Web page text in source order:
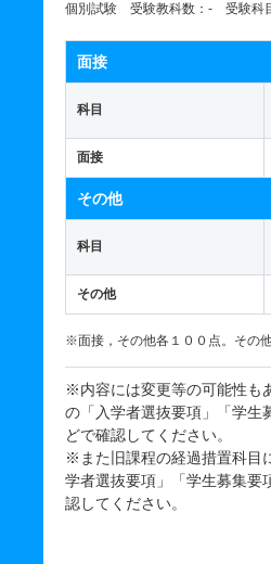
個別試験 受験教科数：- 受験科
面接
科目
面接
その他
科目
その他
※面接，その他各１００点。その
※内容には変更等の可能性も
の「入学者選抜要項」「学生
どで確認してください。
※また旧課程の経過措置科目
学者選抜要項」「学生募集要
認してください。